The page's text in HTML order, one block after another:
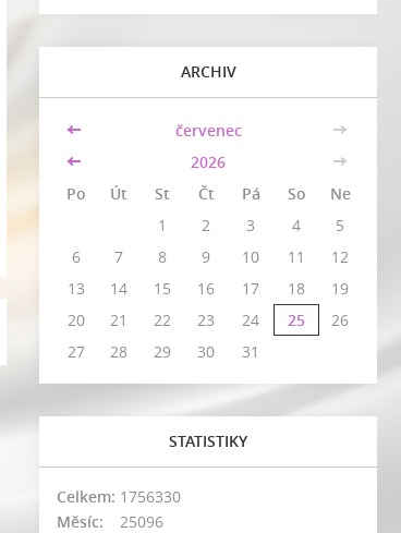
ARCHIV
<< červenec
>>
<<
2026
>>
Po
Út St Čt Pá So
Ne
1
2 3 4
5
6
7 8 9 10 11
12
13
14 15 16 17 18
19
20
21 22 23 24 25
26
27
28 29 30 31
STATISTIKY
Celkem: 1756330
Měsíc:
25096